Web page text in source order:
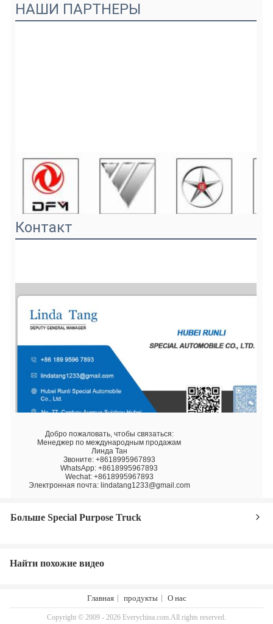
НАШИ ПАРТНЕРЫ
Контакт
Добро пожаловать, чтобы связаться:
Менеджер по международным продажам
Линда Тан
Звоните: +8618995967893
WhatsApp: +8618995967893
Wechat: +8618995967893
Электронная почта: lindatang1233@gmail.com
Больше Special Purpose Truck
Найти похожие видео
Главная продукты О нас
Copyright © 2009 - 2026 Everychina.com.All rights reserved.